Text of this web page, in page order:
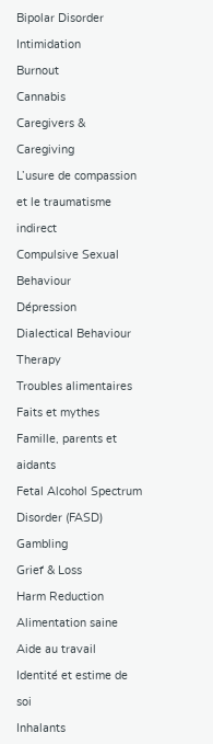
Bipolar Disorder
Intimidation
Burnout
Cannabis
Caregivers &
Caregiving
L’usure de compassion
et le traumatisme
indirect
Compulsive Sexual
Behaviour
Dépression
Dialectical Behaviour
Therapy
Troubles alimentaires
Faits et mythes
Famille, parents et
aidants
Fetal Alcohol Spectrum
Disorder (FASD)
Gambling
Grief & Loss
Harm Reduction
Alimentation saine
Aide au travail
Identité et estime de
soi
Inhalants